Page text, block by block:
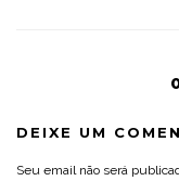
DEIXE UM
Seu email não será